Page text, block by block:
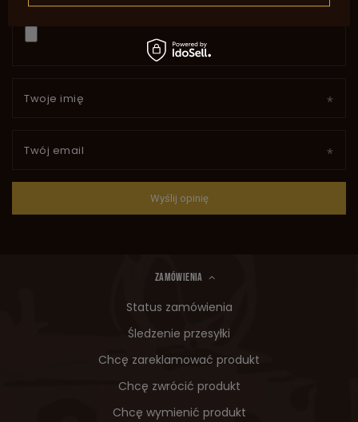
Dodaj własne zdjęcie produktu:
Twoje imię
Twój email
Wyślij opinię
ZAMÓWIENIA
Status zamówienia
Śledzenie przesyłki
Chcę zareklamować produkt
Chcę zwrócić produkt
Chcę wymienić produkt